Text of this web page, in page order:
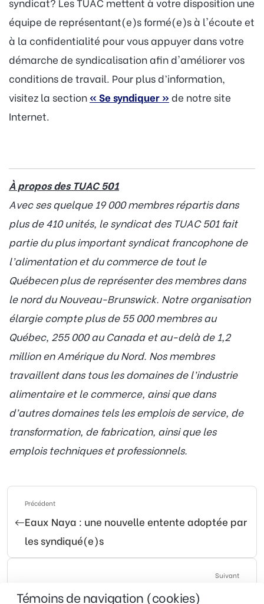
Témoins de navigation (cookies)
équipe de représentant(e)s formé(e)s à l'écoute et
à la confidentialité pour vous appuyer dans votre
démarche de syndicalisation afin d'améliorer vos
conditions de travail. Pour plus d’information,
visitez la section« Se syndiquer » de notre site
Internet.
À propos des TUAC 501
Avec ses quelque 19 000 membres répartis dans
plus de 410 unités, le syndicat des TUAC 501 fait
partie du plus important syndicat francophone de
l’alimentation et du commerce de tout le
Québecen plus de représenter des membres dans
le nord du Nouveau-Brunswick. Notre organisation
élargie compte plus de 55 000 membres au
Québec, 255 000 au Canada et au-delà de 1,2
million en Amérique du Nord. Nos membres
travaillent dans tous les domaines de l’industrie
alimentaire et le commerce, ainsi que dans
d’autres domaines tels les emplois de service, de
transformation, de fabrication, ainsi que les
emplois techniques et professionnels.
Précédent
Eaux Naya : une nouvelle entente adoptée par
les syndiqué(e)s
Suivant
Accord sur un nouveau contrat de travail à la